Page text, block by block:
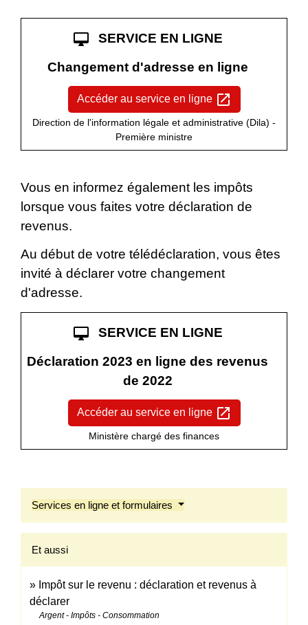
desktop_mac
SERVICE EN LIGNE
Changement d'adresse en ligne
Accéder au service en ligne open_in_new
Direction de l'information légale et administrative (Dila) -
Première ministre
Vous en informez également les impôts
lorsque vous faites votre déclaration de
revenus.
Au début de votre télédéclaration, vous êtes
invité à déclarer votre changement
d'adresse.
desktop_mac
SERVICE EN LIGNE
Déclaration 2023 en ligne des revenus
de 2022
Accéder au service en ligne open_in_new
Ministère chargé des finances
Services en ligne et formulaires
Et aussi
Impôt sur le revenu : déclaration et revenus à
déclarer
Argent - Impôts - Consommation